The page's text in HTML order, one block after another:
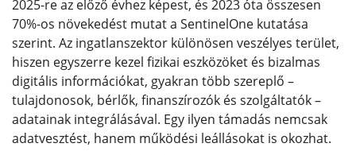
2025-re az előző évhez képest, és 2023 óta összesen
70%-os növekedést mutat a SentinelOne kutatása
szerint. Az ingatlanszektor különösen veszélyes terület,
hiszen egyszerre kezel fizikai eszközöket és bizalmas
digitális információkat, gyakran több szereplő –
tulajdonosok, bérlők, finanszírozók és szolgáltatók –
adatainak integrálásával. Egy ilyen támadás nemcsak
adatvesztést, hanem működési leállásokat is okozhat.